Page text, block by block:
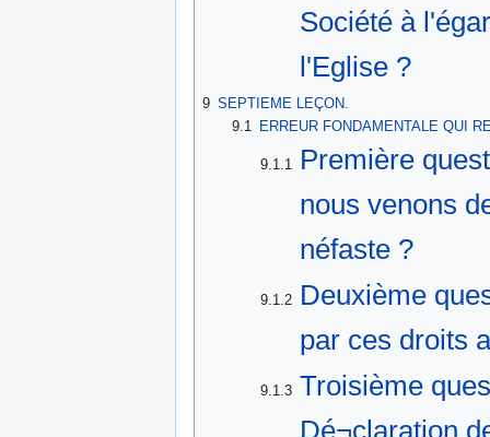
Société à
l'Eglise ?
9 SEPTIEME LEÇON.
9.1
ERREUR FONDAMENTALE QUI
9.1.1
Première
nous venons
néfaste ?
9.1.2 Deuxième
par ces droits
9.1.3 Troisième